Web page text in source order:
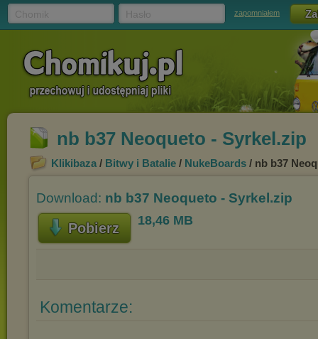
zapomniałem
nb b37 Neoqueto - Syrkel.zip
Klikibaza / Bitwy i Batalie / NukeBoards / nb b37
Download: nb b37 Neoqueto - Syrkel.zip
Pobierz 18,46 MB
Komentarze: